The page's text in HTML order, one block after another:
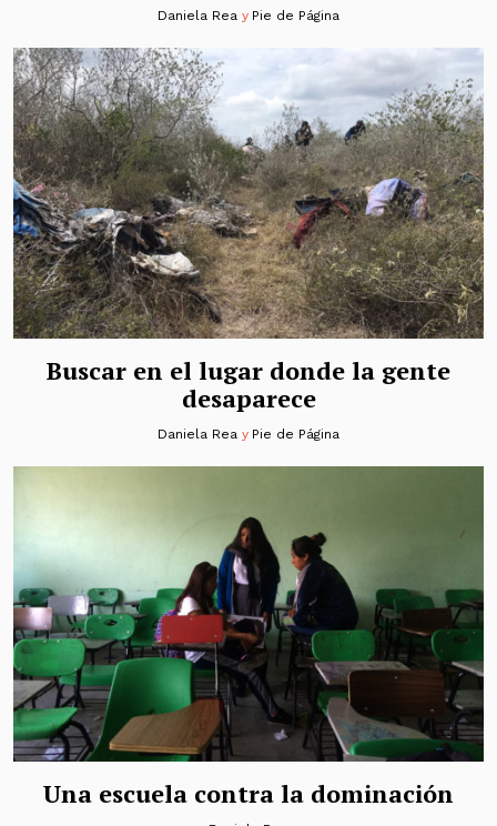
Daniela Rea y Pie de Página
Buscar en el lugar donde la gente
desaparece
Daniela Rea y Pie de Página
Una escuela contra la dominación